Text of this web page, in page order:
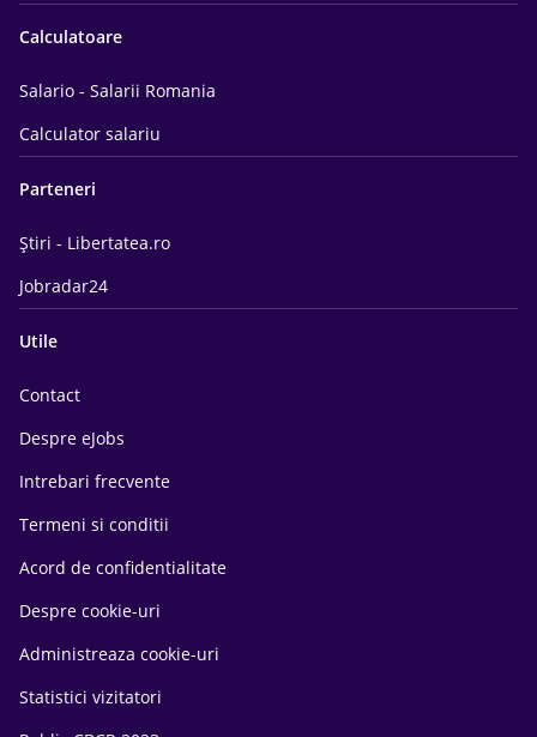
Calculatoare
Salario - Salarii Romania
Calculator salariu
Parteneri
Știri - Libertatea.ro
Jobradar24
Utile
Contact
Despre eJobs
Intrebari frecvente
Termeni si conditii
Acord de confidentialitate
Despre cookie-uri
Administreaza cookie-uri
Statistici vizitatori